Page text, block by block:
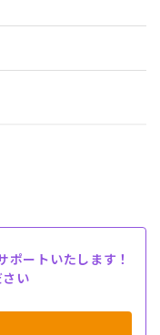
ポートいたします！
い